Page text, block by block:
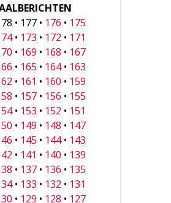
• 177 • 176 • 175
• 173 • 172 • 171
• 169 • 168 • 167
• 165 • 164• 163
• 161 • 160 • 159
• 157 • 156 • 155
• 153 • 152 • 151
• 149 • 148 • 147
• 145 • 144• 143
• 141 • 140 • 139
• 137 • 136 • 135
• 133 • 132 • 131
• 129 • 128 • 127